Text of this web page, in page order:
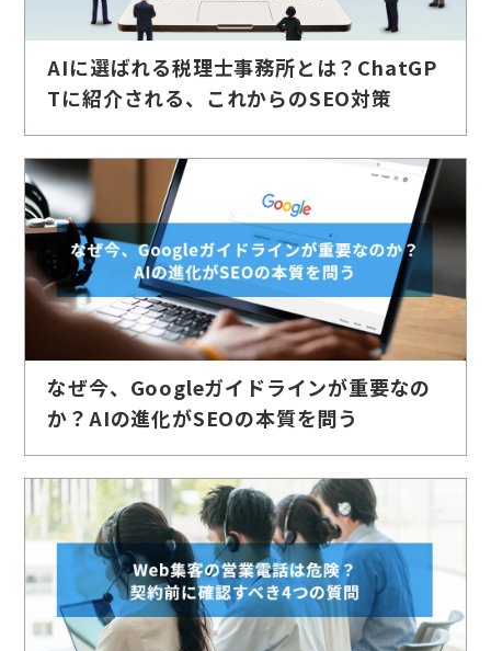
AIに選ばれる税理士事務所とは？ChatGP
Tに紹介される、これからのSEO対策
なぜ今、Googleガイドラインが重要なの
か？AIの進化がSEOの本質を問う